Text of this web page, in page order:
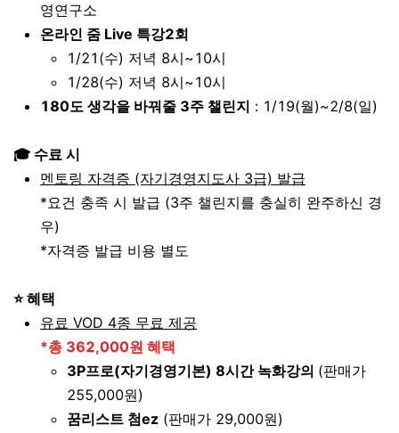
영연구소
온라인 줌 Live 특강2회
1/21(수) 저녁 8시~10시
1/28(수) 저녁 8시~10시
180도 생각을 바꿔줄 3주 챌린지 : 1/19(월)~2/8(일)
🎓 수료 시
멘토링 자격증 (자기경영지도사 3급) 발급
*요건 충족 시 발급 (3주 챌린지를 충실히 완주하신 경
우)
*자격증 발급 비용 별도
⭐ 혜택
유료 VOD 4종 무료 제공
*총 362,000원 혜택
3P프로(자기경영기본) 8시간 녹화강의 (판매가
255,000원)
꿈리스트 첨ez (판매가 29,000원)